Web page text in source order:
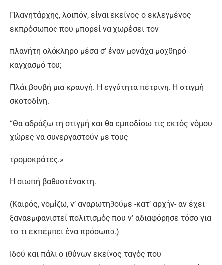
Πλανητάρχης, λοιπόν, είναι εκείνος ο εκλεγμένος
εκπρόσωπος που μπορεί να χωρέσει τον
πλανήτη ολόκληρο μέσα σ’ έναν μονάχα μοχθηρό
καγχασμό του;
Πλάι βουβή μια κραυγή. Η εγγύτητα πέτρινη. Η στιγμή
σκοτοδίνη.
“Θα αδράξω τη στιγμή και θα εμποδίσω τις εκτός νόμου
χώρες να συνεργαστούν με τους
τρομοκράτες.»
Η σιωπή βαθυστένακτη.
(Καιρός, νομίζω, ν’ αναρωτηθούμε -κατ’ αρχήν- αν έχει
ξαναεμφανιστεί πολιτισμός που ν’ αδιαφόρησε τόσο για
το τι εκπέμπει ένα πρόσωπο.)
Ιδού και πάλι ο ιθύνων εκείνος ταγός που